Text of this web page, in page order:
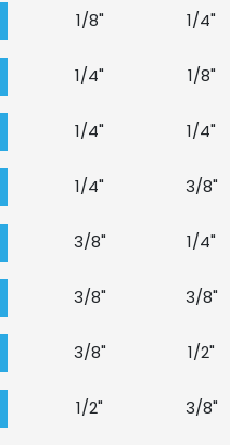
1/8" 1/4"
1/4" 1/8"
1/4" 1/4"
1/4" 3/8"
3/8" 1/4"
3/8" 3/8"
3/8" 1/2"
1/2" 3/8"